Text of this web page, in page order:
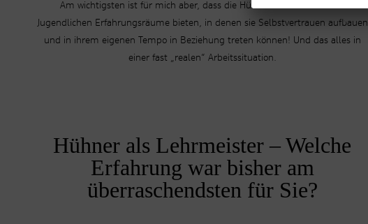
Am wichtigsten ist für mich aber, dass die Hühner den Kindern und
Jugendlichen Erfahrungsräume bieten, in denen sie Selbstvertrauen aufbauen
und in ihrem eigenen Tempo in Beziehung treten können! Und das alles in
einer fast „realen“ Arbeitssituation.
Hühner als Lehrmeister – Welche
Erfahrung war bisher am
überraschendsten für Sie?